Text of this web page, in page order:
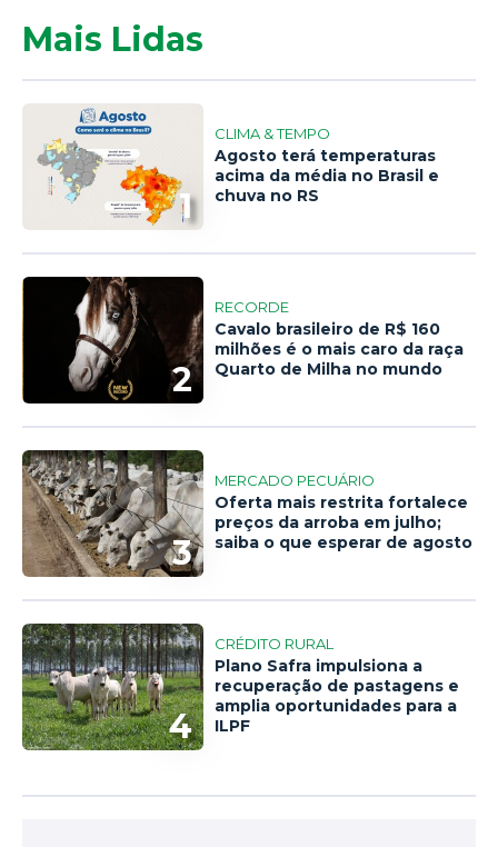
Mais Lidas
1
CLIMA & TEMPO
Agosto terá temperaturas
acima da média no Brasil e
chuva no RS
2
RECORDE
Cavalo brasileiro de R$ 160
milhões é o mais caro da raça
Quarto de Milha no mundo
3
MERCADO PECUÁRIO
Oferta mais restrita fortalece
preços da arroba em julho;
saiba o que esperar de agosto
4
CRÉDITO RURAL
Plano Safra impulsiona a
recuperação de pastagens e
amplia oportunidades para a
ILPF